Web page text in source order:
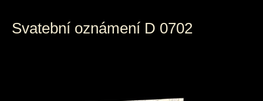
Svatební oznámení D 0702